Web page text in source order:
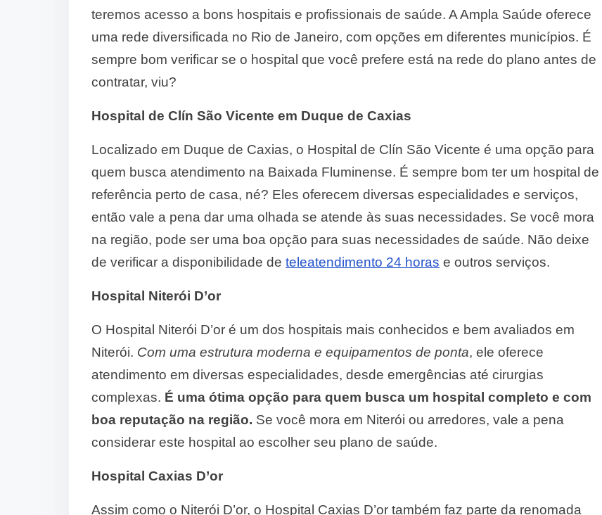
teremos acesso a bons hospitais e profissionais de saúde. A Ampla Saúde oferece
uma rede diversificada no Rio de Janeiro, com opções em diferentes municípios. É
sempre bom verificar se o hospital que você prefere está na rede do plano antes de
contratar, viu?
Hospital de Clín São Vicente em Duque de Caxias
Localizado em Duque de Caxias, o Hospital de Clín São Vicente é uma opção para
quem busca atendimento na Baixada Fluminense. É sempre bom ter um hospital de
referência perto de casa, né? Eles oferecem diversas especialidades e serviços,
então vale a pena dar uma olhada se atende às suas necessidades. Se você mora
na região, pode ser uma boa opção para suas necessidades de saúde. Não deixe
de verificar a disponibilidade de teleatendimento 24 horas e outros serviços.
Hospital Niterói D’or
O Hospital Niterói D’or é um dos hospitais mais conhecidos e bem avaliados em
Niterói. Com uma estrutura moderna e equipamentos de ponta, ele oferece
atendimento em diversas especialidades, desde emergências até cirurgias
complexas. É uma ótima opção para quem busca um hospital completo e com
boa reputação na região. Se você mora em Niterói ou arredores, vale a pena
considerar este hospital ao escolher seu plano de saúde.
Hospital Caxias D’or
Assim como o Niterói D’or, o Hospital Caxias D’or também faz parte da renomada